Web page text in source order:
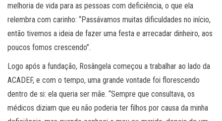
melhoria de vida para as pessoas com deficiência, o que ela
relembra com carinho: “Passávamos muitas dificuldades no início,
então tivemos a ideia de fazer uma festa e arrecadar dinheiro, aos
poucos fomos crescendo”.
Logo após a fundação, Rosângela começou a trabalhar ao lado da
ACADEF, e com o tempo, uma grande vontade foi florescendo
dentro de si: ela queria ser mãe. “Sempre que consultava, os
médicos diziam que eu não poderia ter filhos por causa da minha